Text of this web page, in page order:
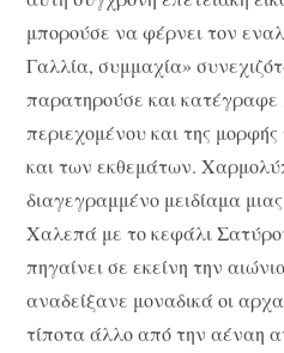
μπορούσε να φέρνει τον
Γαλλία, συμμαχία»
παρατηρούσε και κατέγραφε
περιεχομένου και της
και των εκθεμάτων.
διαγεγραμμένο μειδίαμα
Χαλεπά με το κεφάλι
πηγαίνει σε εκείνη την
αναδείξανε μοναδικά οι
τίποτα άλλο από την αέναη